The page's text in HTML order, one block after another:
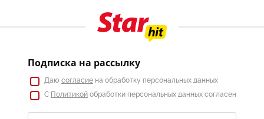
Подписка на рассылку
Даю согласие на обработку персональных данных
С Политикой обработки персональных данных согласен